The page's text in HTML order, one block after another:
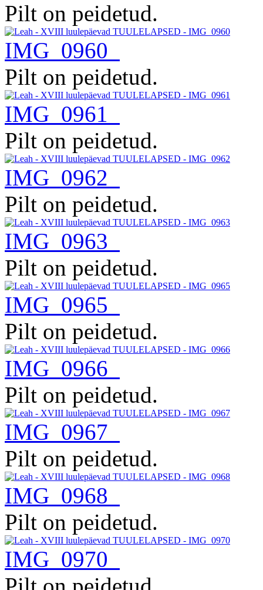
Pilt on peidetud.
IMG_0960
Pilt on peidetud.
IMG_0961
Pilt on peidetud.
IMG_0962
Pilt on peidetud.
IMG_0963
Pilt on peidetud.
IMG_0965
Pilt on peidetud.
IMG_0966
Pilt on peidetud.
IMG_0967
Pilt on peidetud.
IMG_0968
Pilt on peidetud.
IMG_0970